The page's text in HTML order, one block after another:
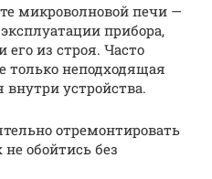
микроволновой печи —
прибора,
его из строя. Часто
только неподходящая
устройства.
отремонтировать
обойтись без